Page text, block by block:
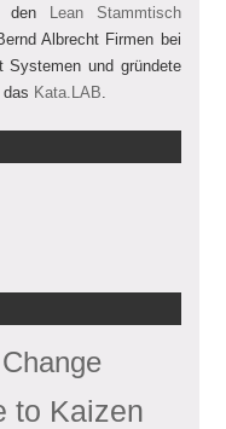
den Lean Stammtisch
Albrecht Firmen bei
Systemen und gründete
Kata.LAB
Change
to Kaizen